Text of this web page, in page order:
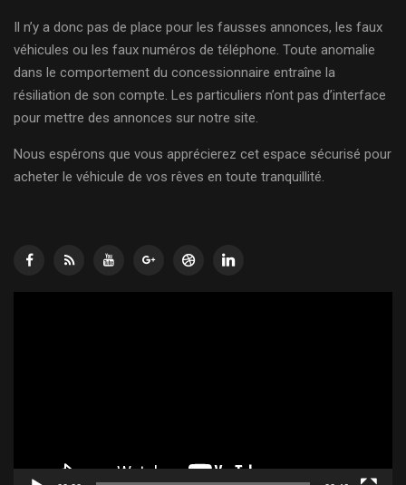
Il n’y a donc pas de place pour les fausses annonces, les faux
véhicules ou les faux numéros de téléphone. Toute anomalie
dans le comportement du concessionnaire entraîne la
résiliation de son compte. Les particuliers n’ont pas d’interface
pour mettre des annonces sur notre site.
Nous espérons que vous apprécierez cet espace sécurisé pour
acheter le véhicule de vos rêves en toute tranquillité.